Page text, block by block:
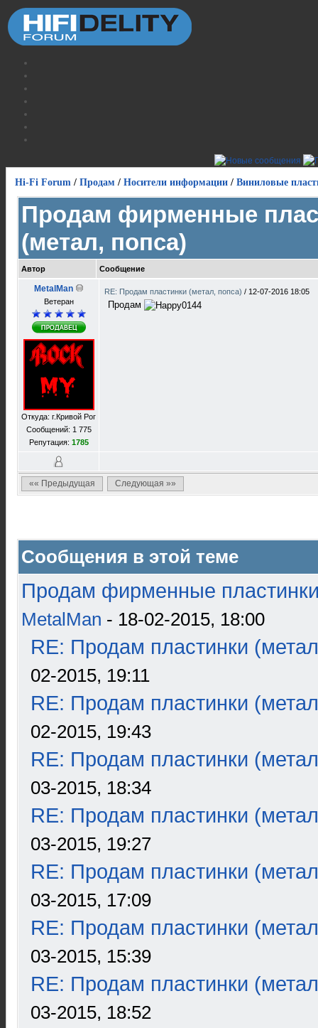
Hi-Fi Forum / Продам / Носители информации / Виниловые
Продам фирменные
(метал, попса)
Автор Сообщение
MetalMan
Ветеран
Откуда: г.Кривой Рог
Сообщений: 1 775
Репутация: 1785
RE: Продам пластинки (метал, попса) / 12-07-2016 18:05
Продам
«« Предыдущая Следующая »»
Сообщения в этой теме
Продам фирменные
MetalMan - 18-02-2015, 18:00
RE: Продам пластинки
02-2015, 19:11
RE: Продам пластинки
02-2015, 19:43
RE: Продам пластинки
03-2015, 18:34
RE: Продам пластинки
03-2015, 19:27
RE: Продам пластинки
03-2015, 17:09
RE: Продам пластинки
03-2015, 15:39
RE: Продам пластинки
03-2015, 18:52